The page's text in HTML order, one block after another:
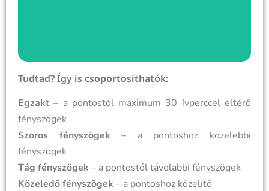
Tudtad? Így is csoportosíthatók:
Egzakt– a pontostól maximum 30 ívperccel eltérő
fényszögek
Szoros fényszögek – a pontoshoz közelebbi
fényszögek
Tág fényszögek – a pontostól távolabbi fényszögek
Közeledő fényszögek – a pontoshoz közelítő